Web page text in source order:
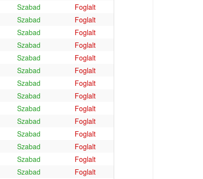
Szabad
Foglalt
Szabad
Foglalt
Szabad
Foglalt
Szabad
Foglalt
Szabad
Foglalt
Szabad
Foglalt
Szabad
Foglalt
Szabad
Foglalt
Szabad
Foglalt
Szabad
Foglalt
Szabad
Foglalt
Szabad
Foglalt
Szabad
Foglalt
Szabad
Foglalt